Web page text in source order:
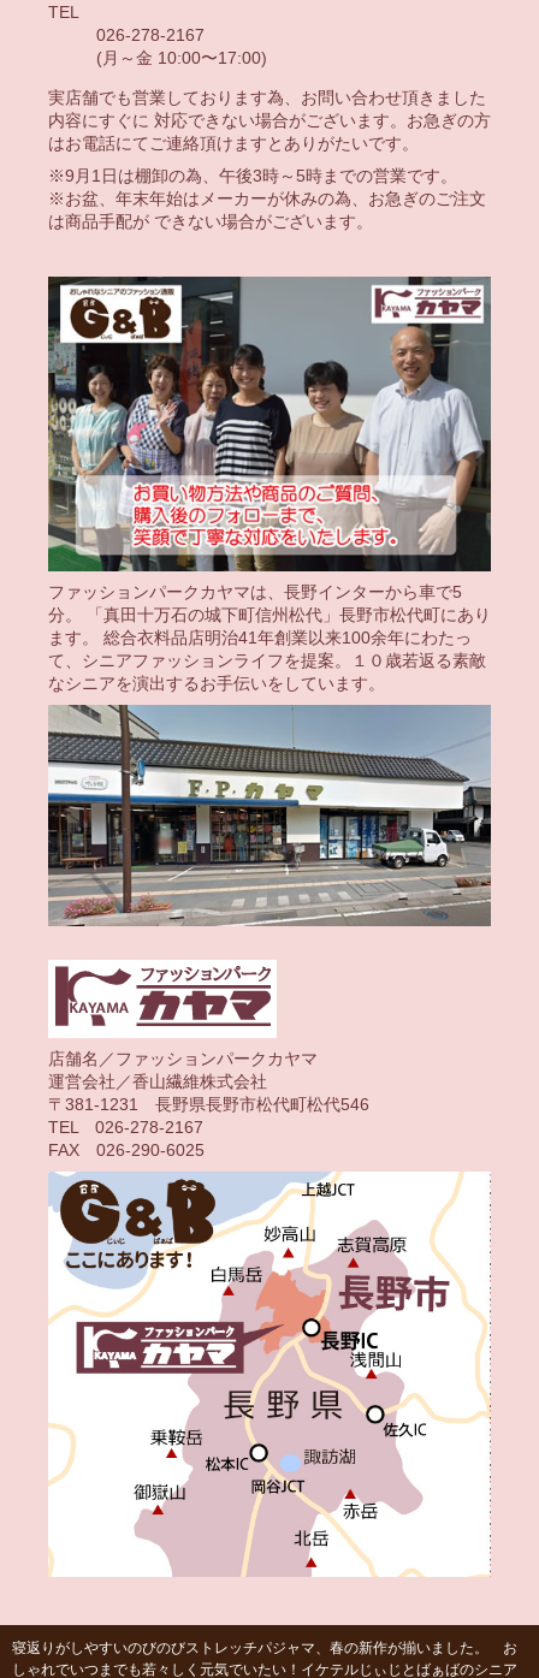
TEL
026-278-2167
(月～金 10:00〜17:00)
実店舗でも営業しております為、お問い合わせ頂きました
内容にすぐに 対応できない場合がございます。お急ぎの方
はお電話にてご連絡頂けますとありがたいです。
※9月1日は棚卸の為、午後3時～5時までの営業です。
※お盆、年末年始はメーカーが休みの為、お急ぎのご注文
は商品手配が できない場合がございます。
ファッションパークカヤマは、長野インターから車で5
分。 「真田十万石の城下町信州松代」長野市松代町にあり
ます。 総合衣料品店明治41年創業以来100余年にわたっ
て、シニアファッションライフを提案。１０歳若返る素敵
なシニアを演出するお手伝いをしています。
店舗名／ファッションパークカヤマ
運営会社／香山繊維株式会社
〒381-1231 長野県長野市松代町松代546
TEL 026-278-2167
FAX 026-290-6025
寝返りがしやすいのびのびストレッチパジャマ、春の新作が揃いました。 お
しゃれでいつまでも若々しく元気でいたい！イケテルじぃじとばぁばのシニア